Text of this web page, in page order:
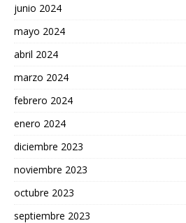
junio 2024
mayo 2024
abril 2024
marzo 2024
febrero 2024
enero 2024
diciembre 2023
noviembre 2023
octubre 2023
septiembre 2023